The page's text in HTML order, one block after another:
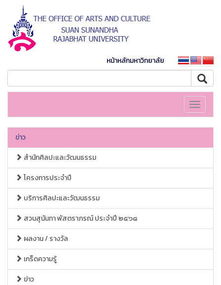
หน้าหลักมหาวิทยาลัย
Toggle
ข่าว
สำนักศิลปะและวัฒนธรรม
โครงการประจำปี
บริการศิลปะและวัฒนธรรม
สวนสุนันทา พัสตราภรณ์ ประจำปี ๒๕๖๘
ผลงาน / รางวัล
เกร็ดความรู้
ข่าว